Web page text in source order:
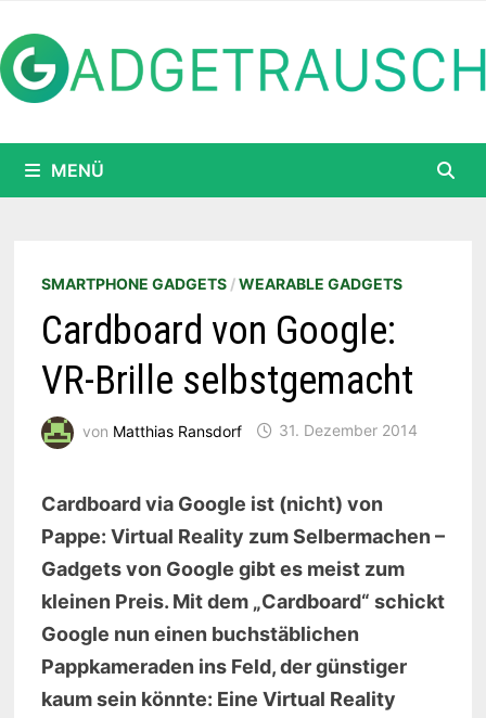
Inhalt
springen
MENÜ
SMARTPHONE GADGETS/WEARABLE GADGETS
Cardboard von Google:
VR-Brille selbstgemacht
von Matthias Ransdorf 31. Dezember 2014
Cardboard via Google ist (nicht) von
Pappe: Virtual Reality zum Selbermachen –
Gadgets von Google gibt es meist zum
kleinen Preis. Mit dem „Cardboard“ schickt
Google nun einen buchstäblichen
Pappkameraden ins Feld, der günstiger
kaum sein könnte: Eine Virtual Reality